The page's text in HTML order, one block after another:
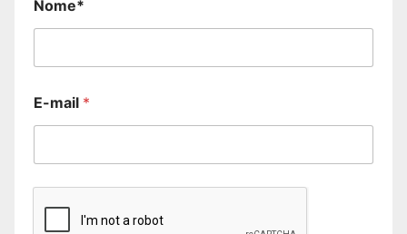
Nome*
E-mail *